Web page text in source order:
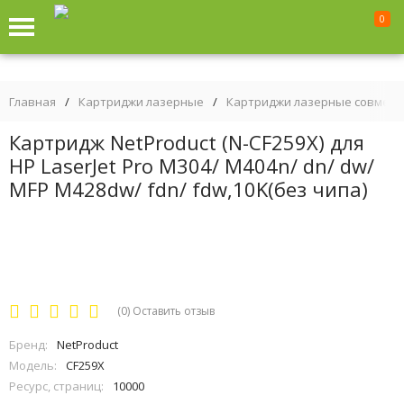
0
Главная / Картриджи лазерные / Картриджи лазерные
Картридж NetProduct (N-CF259X) для
HP LaserJet Pro M304/ M404n/ dn/ dw/
MFP M428dw/ fdn/ fdw,10K(без чипа)
(0) Оставить отзыв
Бренд:
NetProduct
Модель:
CF259X
Ресурс, страниц:
10000